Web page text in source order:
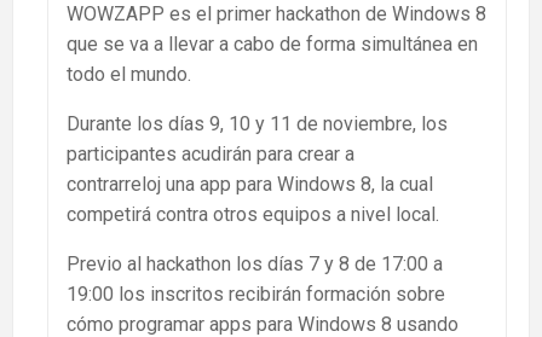
WOWZAPP es el primer hackathon de Windows 8
que se va a llevar a cabo de forma simultánea en
todo el mundo.
Durante los días 9, 10 y 11 de noviembre, los
participantes acudirán para crear a
contrarreloj una app para Windows 8, la cual
competirá contra otros equipos a nivel local.
Previo al hackathon los días 7 y 8 de 17:00 a
19:00 los inscritos recibirán formación sobre
cómo programar apps para Windows 8 usando